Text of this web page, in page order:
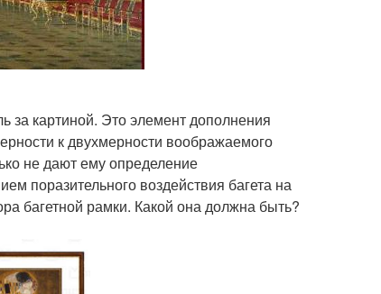
за картиной. Это элемент дополнения
к двухмерности воображаемого
не дают ему определение
поразительного воздействия багета на
багетной рамки. Какой она должна быть?